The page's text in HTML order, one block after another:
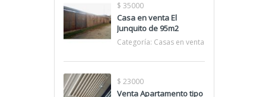
$ 35000
Casa en venta El
Junquito de 95m2
Categoría: Casas en venta
$ 23000
Venta Apartamento tipo